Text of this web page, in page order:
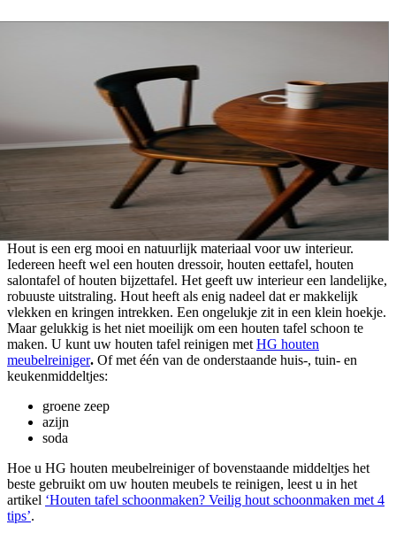
Hout is een erg mooi en natuurlijk materiaal voor uw interieur.
Iedereen heeft wel een houten dressoir, houten eettafel, houten
salontafel of houten bijzettafel. Het geeft uw interieur een landelijke,
robuuste uitstraling. Hout heeft als enig nadeel dat er makkelijk
vlekken en kringen intrekken. Een ongelukje zit in een klein hoekje.
Maar gelukkig is het niet moeilijk om een houten tafel schoon te
maken. U kunt uw houten tafel reinigen met HG houten
meubelreiniger. Of met één van de onderstaande huis-, tuin- en
keukenmiddeltjes:
groene zeep
azijn
soda
Hoe u HG houten meubelreiniger of bovenstaande middeltjes het
beste gebruikt om uw houten meubels te reinigen, leest u in het
artikel ‘Houten tafel schoonmaken? Veilig hout schoonmaken met 4
tips’.